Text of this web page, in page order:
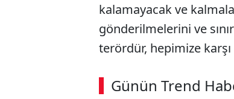
kalamayacak ve
gönderilmelerini ve
terördür, hepimize
Günün Trend
00:02 / 09:08